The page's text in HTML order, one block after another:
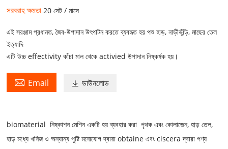
সরবরাহ ক্ষমতা 20 সেট / মাসে
এই সরঞ্জাম প্রধানত, জৈব-উপাদান উৎপাটন করতে ব্যবহৃত হয় পশু হাড়, নাড়ীভুঁড়ি, মাছের তেল
ইত্যাদি
এটি উচ্চ effectivity কাঁচা মাল থেকে activied উপাদান নিষ্কর্ষক হয়।
 Email  ডাউনলোড
biomaterial নিষ্কাশনমেশিনএকটি হয়ব্যবহার করা পৃথক এবং কোলাজেন, হাড় তেল,
হাড় মধ্যে খনিজ ও অন্যান্য পুষ্টি মনোযোগ দ্বারা obtaineএবং cisceraদ্বারা পণ্য